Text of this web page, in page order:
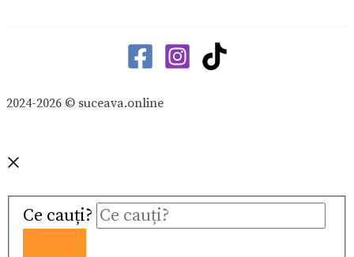
2024-2026 © suceava.online
Ce cauți?